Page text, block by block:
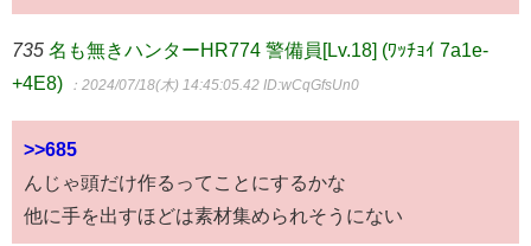
735 名も無きハンターHR774 警備員[Lv.18] (ﾜｯﾁｮｲ 7a1e-
+4E8)
：2024/07/18(木) 14:45:05.42 ID:wCqGfsUn0
>>685
んじゃ頭だけ作るってことにするかな
他に手を出すほどは素材集められそうにない